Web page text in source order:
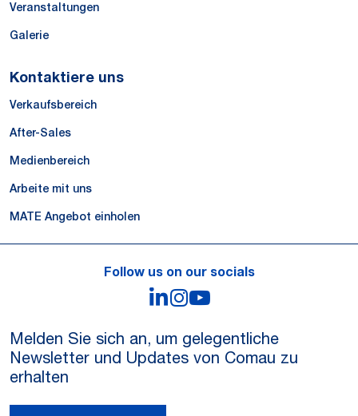
Veranstaltungen
Galerie
Kontaktiere uns
Verkaufsbereich
After-Sales
Medienbereich
Arbeite mit uns
MATE Angebot einholen
Follow us on our socials
LinkedIn
Instagram
Melden Sie sich an, um gelegentliche
Newsletter und Updates von Comau zu
erhalten